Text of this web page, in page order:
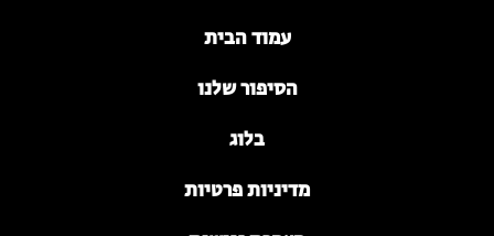
עמוד הבית
הסיפור שלנו
בלוג
מדיניות פרטיות